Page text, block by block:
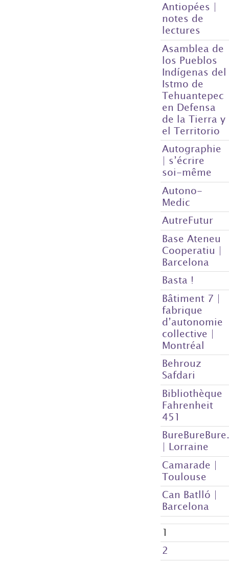
Antiopées |
notes de
lectures
Asamblea de
los Pueblos
Indígenas del
Istmo de
Tehuantepec
en Defensa
de la Tierra y
el Territorio
Autographie
| s’écrire
soi-même
Autono-
Medic
AutreFutur
Base Ateneu
Cooperatiu |
Barcelona
Basta !
Bâtiment 7 |
fabrique
d’autonomie
collective |
Montréal
Behrouz
Safdari
Bibliothèque
Fahrenheit
451
| Lorraine
Camarade |
Toulouse
Can Batlló |
Barcelona
1
2